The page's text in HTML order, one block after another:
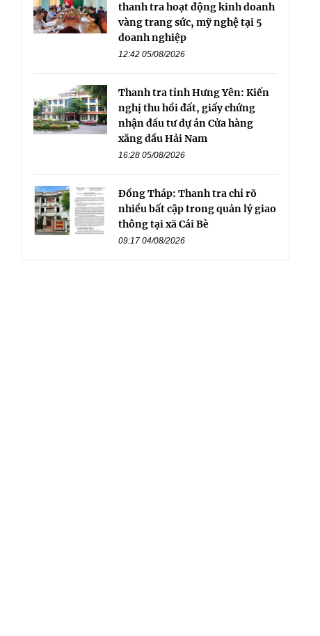
thanh tra hoạt động kinh doanh
vàng trang sức, mỹ nghệ tại 5
doanh nghiệp
12:42 05/08/2026
Thanh tra tỉnh Hưng Yên: Kiến
nghị thu hồi đất, giấy chứng
nhận đầu tư dự án Cửa hàng
xăng dầu Hải Nam
16:28 05/08/2026
Đồng Tháp: Thanh tra chỉ rõ
nhiều bất cập trong quản lý giao
thông tại xã Cái Bè
09:17 04/08/2026